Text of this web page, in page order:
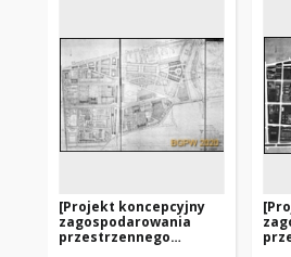
[Projekt koncepcyjny
zagospodarowania
przestrzennego